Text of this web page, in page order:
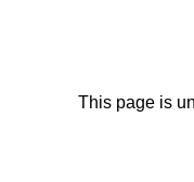
This page is